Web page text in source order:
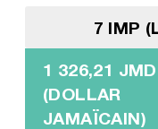
7 IMP
1 326,21 JMD
(DOLLAR
JAMAÏCAIN)